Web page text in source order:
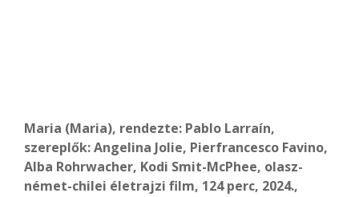
Maria (Maria), rendezte: Pablo Larraín,
szereplők: Angelina Jolie, Pierfrancesco Favino,
Alba Rohrwacher, Kodi Smit-McPhee, olasz-
német-chilei életrajzi film, 124 perc, 2024.,